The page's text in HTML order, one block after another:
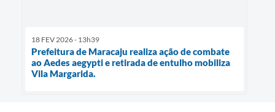
18 FEV 2026 - 13h39
Prefeitura de Maracaju realiza ação de combate
ao Aedes aegypti e retirada de entulho mobiliza
Vila Margarida.